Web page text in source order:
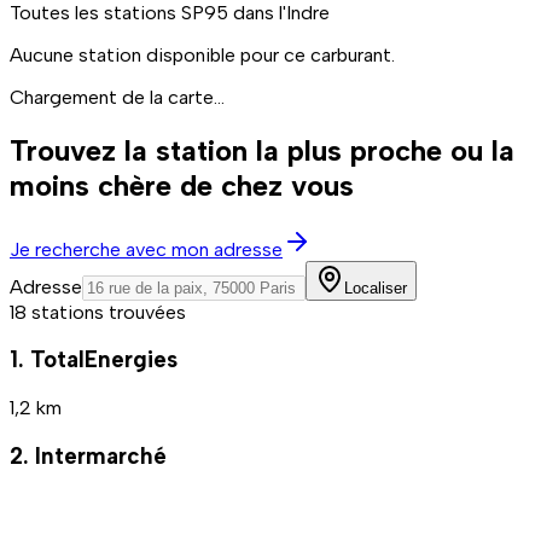
Toutes les stations SP95 dans l'Indre
Aucune station disponible pour ce carburant.
Chargement de la carte...
Trouvez la station la plus proche ou la
moins chère de chez vous
Je recherche avec mon adresse
Adresse
Localiser
18 stations trouvées
1. TotalEnergies
1,2 km
2. Intermarché